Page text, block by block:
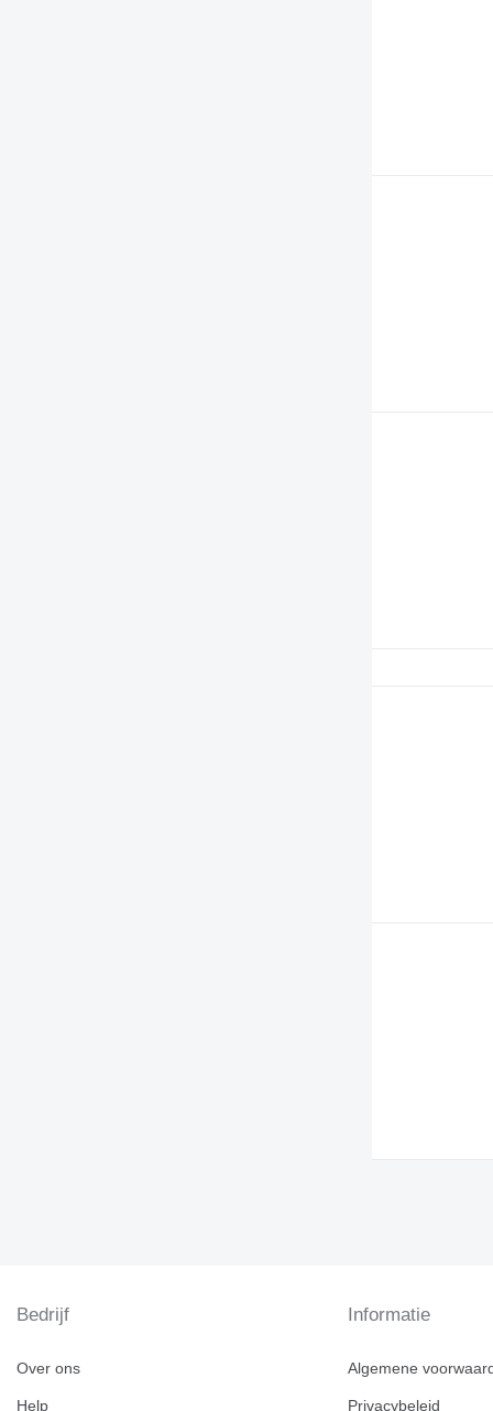
Bedrijf
Over ons
Help
Informatie
Algemene
Privacybeleid